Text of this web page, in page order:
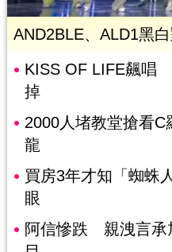
AND2BLE、ALD1黑
KISS OF LIFE飆唱
掉
2000人堵教堂搶看
龍
買房3年才知「蜘蛛
眼
阿信慘跌 親洩言承